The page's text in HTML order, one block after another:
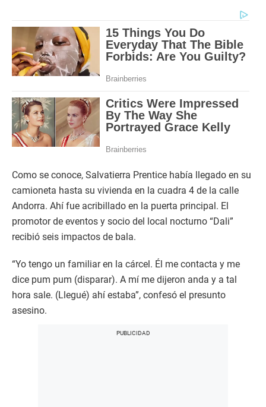
Como se conoce, Salvatierra Prentice había llegado en su
camioneta hasta su vivienda en la cuadra 4 de la calle
Andorra. Ahí fue acribillado en la puerta principal. El
promotor de eventos y socio del local nocturno “Dali”
recibió seis impactos de bala.
“Yo tengo un familiar en la cárcel. Él me contacta y me
dice pum pum (disparar). A mí me dijeron anda y a tal
hora sale. (Llegué) ahí estaba”, confesó el presunto
asesino.